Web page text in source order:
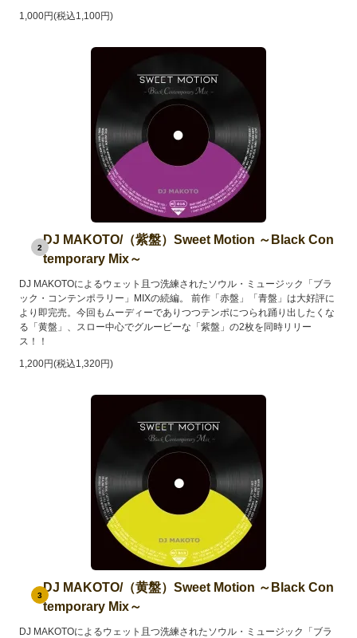
1,000円(税込1,100円)
2
DJ MAKOTO/（紫盤）Sweet Motion ～Black Con
temporary Mix～
DJ MAKOTOによるウェット且つ洗練されたソウル・ミュージック「ブラ
ック・コンテンポラリー」MIXの続編。 前作「赤盤」「青盤」は大好評に
より即完売。今回もムーディーでありつつテンポにつられ踊り出したくな
る「黄盤」、スロー中心でグルービーな「紫盤」の2枚を同時リリー
ス！！
1,200円(税込1,320円)
3
DJ MAKOTO/（黄盤）Sweet Motion ～Black Con
temporary Mix～
DJ MAKOTOによるウェット且つ洗練されたソウル・ミュージック「ブラ